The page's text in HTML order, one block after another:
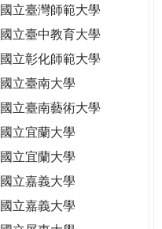
國立臺灣師範大學
國立臺中教育大學
國立彰化師範大學
國立臺南大學
國立臺南藝術大學
國立宜蘭大學
國立宜蘭大學
國立嘉義大學
國立嘉義大學